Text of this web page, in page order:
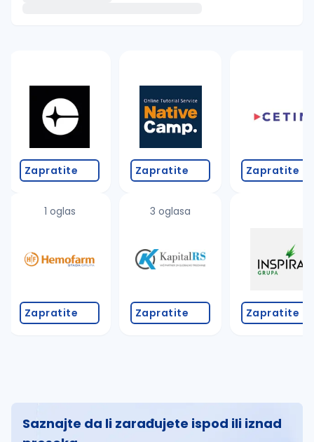
Takođe možete da:
proverite pravopisne greške (koristite č, ć, š, đ,
povećajte radijus za odabrani grad
promenite odabrane filtere pretrage
Zapratite
1 oglas
Zapratite
Zapratite
3 oglasa
Zapratite
Zapratite
Zapratite
Saznajte da li zarađujete ispod ili iznad